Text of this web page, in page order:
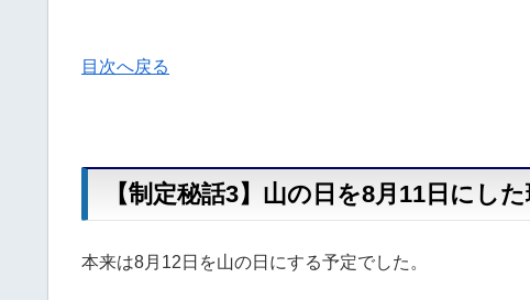
目次へ戻る
【制定秘話3】山の日を8月11日にし
本来は8月12日を山の日にする予定でした。